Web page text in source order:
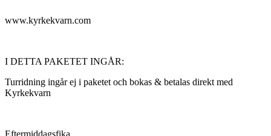
www.kyrkekvarn.com
I DETTA PAKETET INGÅR:
Turridning ingår ej i paketet och bokas & betalas direkt med
Kyrkekvarn